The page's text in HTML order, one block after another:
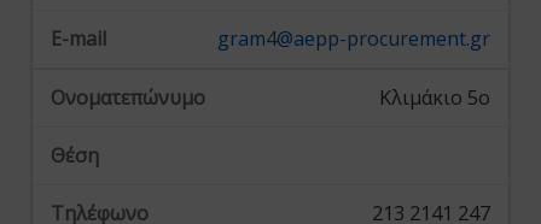
gram4@aepp-procurement.gr
Κλιμάκιο 5ο
213 2141 247